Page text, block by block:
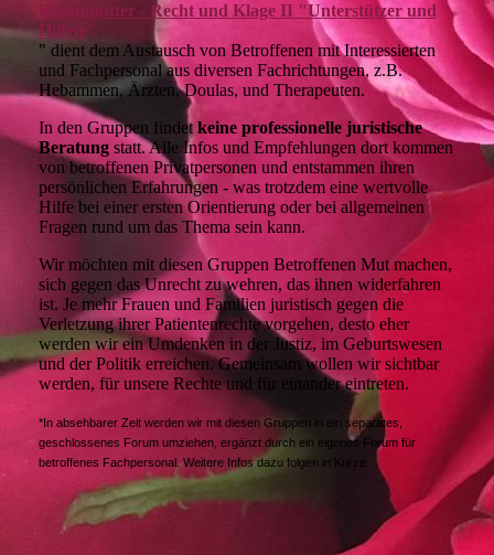
Rosenmütter - Recht und Klage II "Unterstützer und
Hilfen
" dient dem Austausch von Betroffenen mit Interessierten
und Fachpersonal aus diversen Fachrichtungen, z.B.
Hebammen, Ärzten, Doulas, und Therapeuten.
In den Gruppen findetkeine professionelle juristische
Beratung statt. Alle Infos und Empfehlungen dort kommen
von betroffenen Privatpersonen und entstammen ihren
persönlichen Erfahrungen - was trotzdem eine wertvolle
Hilfe bei einer ersten Orientierung oder bei allgemeinen
Fragen rund um das Thema sein kann.
Wir möchten mit diesen Gruppen Betroffenen Mut machen,
sich gegen das Unrecht zu wehren, das ihnen widerfahren
ist. Je mehr Frauen und Familien juristisch gegen die
Verletzung ihrer Patientenrechte vorgehen, desto eher
werden wir ein Umdenken in der Justiz, im Geburtswesen
und der Politik erreichen. Gemeinsam wollen wir sichtbar
werden, für unsere Rechte und für einander eintreten.
*In absehbarer Zeit werden wir mit diesen Gruppen in ein separates,
geschlossenes Forum umziehen, ergänzt durch ein eigenes Forum für
betroffenes Fachpersonal. Weitere Infos dazu folgen in Kürze.